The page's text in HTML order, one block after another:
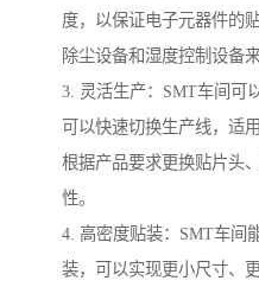
度，以保证电子元器件的
除尘设备和湿度控制设备
3. 灵活生产：SMT车间可
可以快速切换生产线，适
根据产品要求更换贴片头
性。
4. 高密度贴装：SMT车间
装，可以实现更小尺寸、